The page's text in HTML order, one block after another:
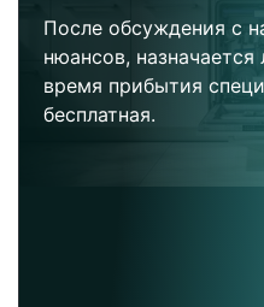
После обсуждения с
нюансов,
время прибытия
бесплатная.